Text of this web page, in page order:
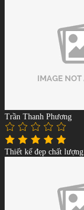
Trần Thanh Phương
Thiết kế đẹp chất lượng